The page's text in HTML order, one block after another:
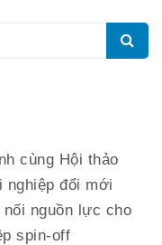
cùng Hội thảo
đổi mới
nguồn lực cho
spin-off